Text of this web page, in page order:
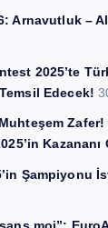
Arnavutluk –
2025’te
Edecek!
Kazananı
Şampiyonu